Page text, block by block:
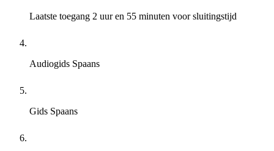
Laatste toegang 2 uur en 55 minuten voor sluitingstijd
Audiogids Spaans
Gids Spaans